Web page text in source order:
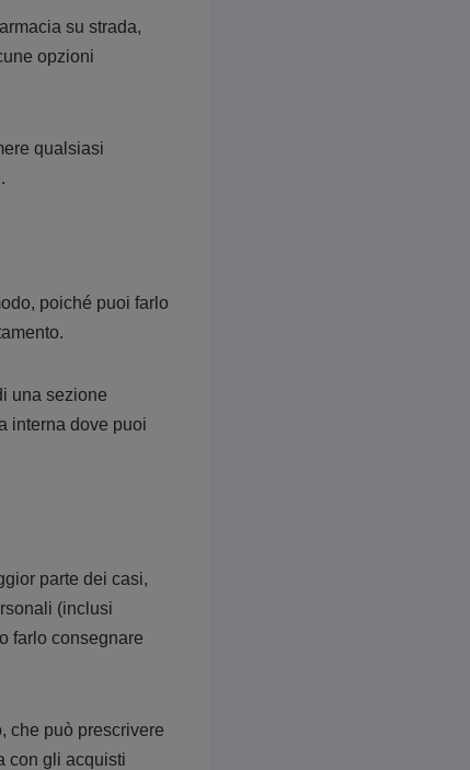
su strada,
opzioni
qualsiasi
poiché puoi farlo
una sezione
interna dove puoi
parte dei casi,
(inclusi
farlo consegnare
che può prescrivere
con gli acquisti